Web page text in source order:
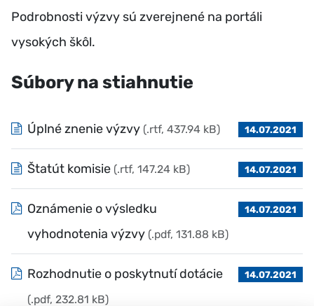
Podrobnosti výzvy sú zverejnené na portáli
vysokých škôl.
Súbory na stiahnutie
Úplné znenie výzvy (.rtf, 437.94 kB) 14.07.2021
Štatút komisie (.rtf, 147.24 kB) 14.07.2021
Oznámenie o výsledku
vyhodnotenia výzvy (.pdf, 131.88 kB)
14.07.2021
Rozhodnutie o poskytnutí dotácie
(.pdf, 232.81 kB)
14.07.2021